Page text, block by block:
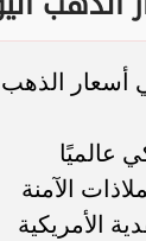
أسعار
عالميًا
الآمنة
الأمريكية